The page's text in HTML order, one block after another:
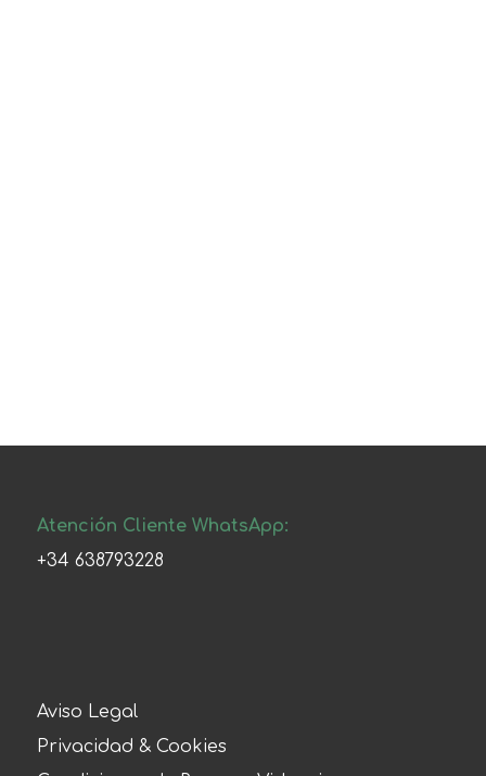
Atención Cliente WhatsApp:
+34 638793228
Aviso Legal
Privacidad & Cookies